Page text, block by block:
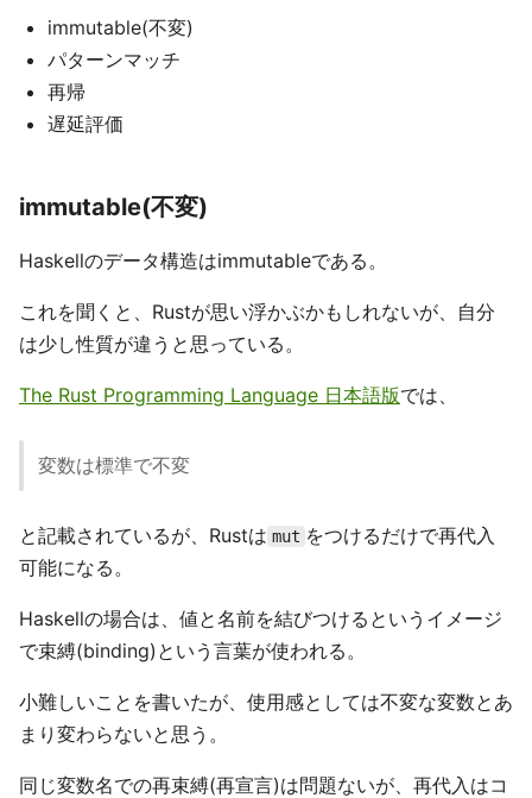
immutable(不変)
パターンマッチ
再帰
遅延評価
immutable(不変)
Haskellのデータ構造はimmutableである。
これを聞くと、Rustが思い浮かぶかもしれないが、自分
は少し性質が違うと思っている。
The Rust Programming Language 日本語版では、
変数は標準で不変
と記載されているが、Rustは mut をつけるだけで再代入
可能になる。
Haskellの場合は、値と名前を結びつけるというイメージ
で束縛(binding)という言葉が使われる。
小難しいことを書いたが、使用感としては不変な変数とあ
まり変わらないと思う。
同じ変数名での再束縛(再宣言)は問題ないが、再代入はコ